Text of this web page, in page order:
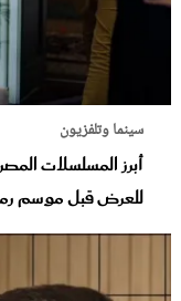
سينما وتلفزيون
أبرز المسلسلات
للعرض قبل موسم